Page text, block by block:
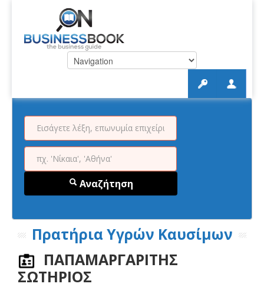
Αναζήτηση
Πρατήρια Υγρών Καυσίμων
ΠΑΠΑΜΑΡΓΑΡΙΤΗΣ
ΣΩΤΗΡΙΟΣ